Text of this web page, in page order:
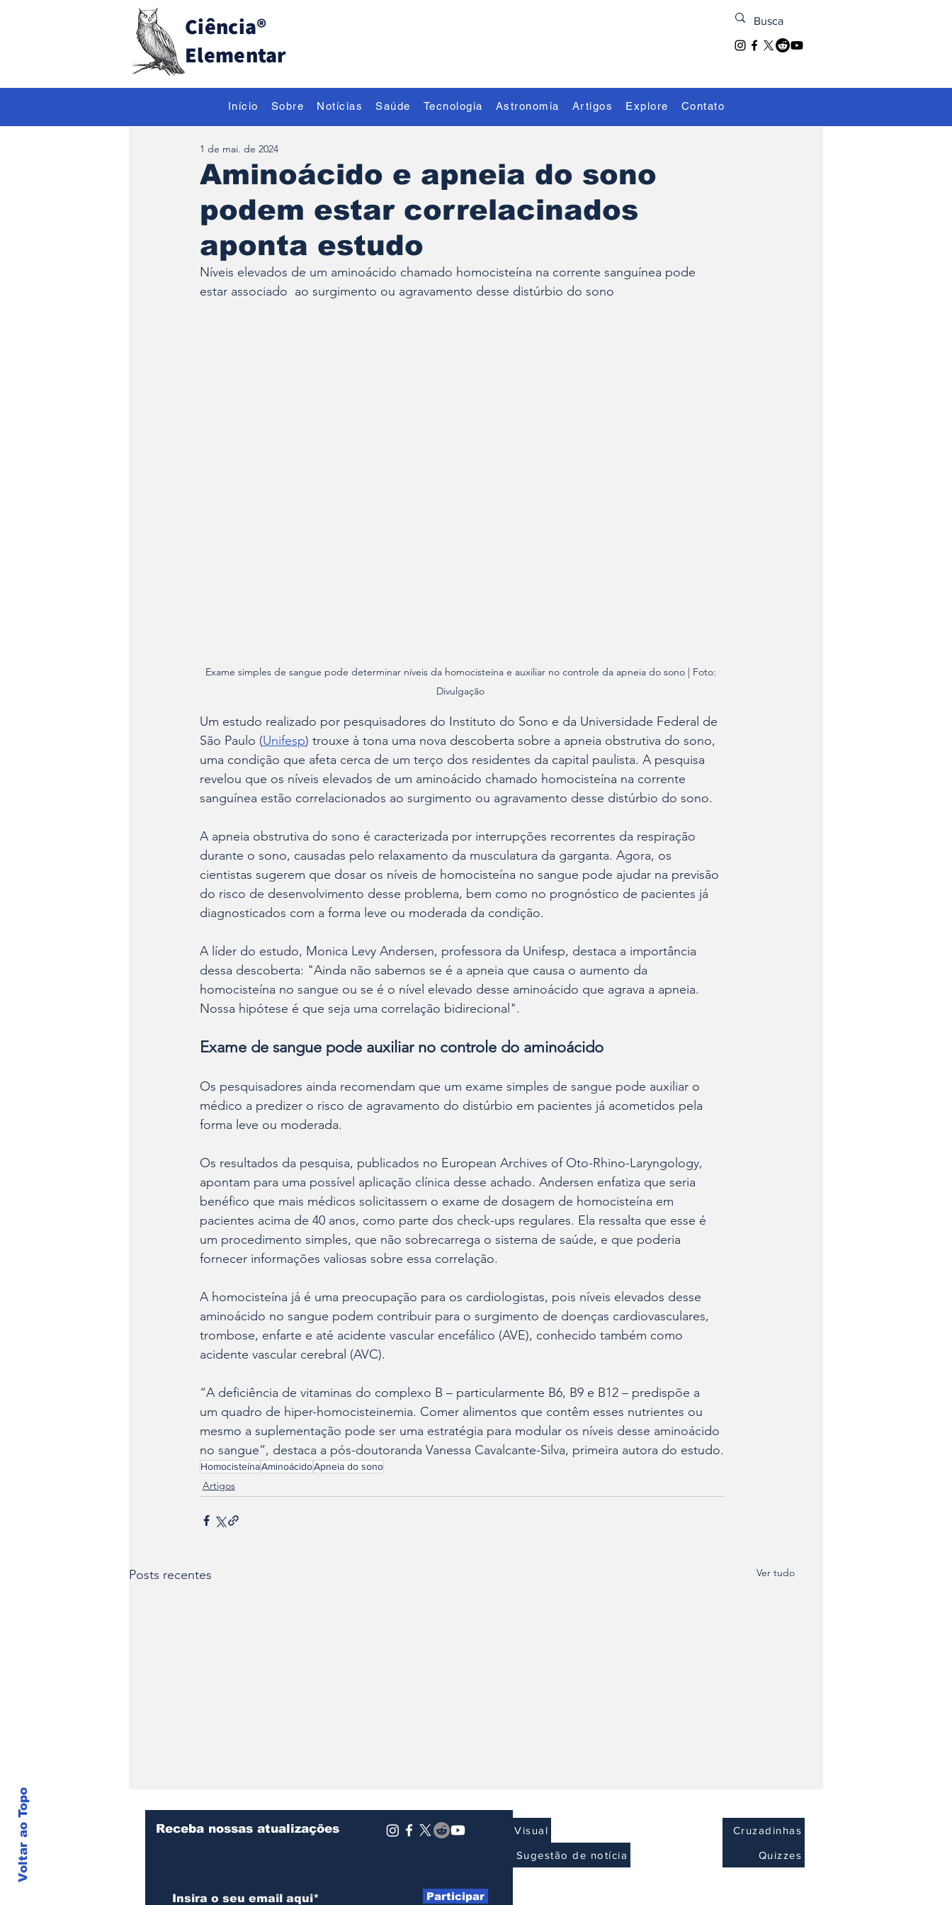
Ciência®
Elementar
Início Sobre Notícias Saúde Tecnologia Astronomia Artigos Explore Contato
Aminoácido e apneia do sono
podem estar correlacinados
aponta estudo
1 de mai. de 2024
Níveis elevados de um aminoácido chamado homocisteína na corrente sanguínea pode
estar associado  ao surgimento ou agravamento desse distúrbio do sono
Exame simples de sangue pode determinar níveis da homocisteína e auxiliar no controle da apneia do sono | Foto:
Divulgação
Um estudo realizado por pesquisadores do Instituto do Sono e da Universidade Federal de
São Paulo (Unifesp) trouxe à tona uma nova descoberta sobre a apneia obstrutiva do sono,
uma condição que afeta cerca de um terço dos residentes da capital paulista. A pesquisa
revelou que os níveis elevados de um aminoácido chamado homocisteína na corrente
sanguínea estão correlacionados ao surgimento ou agravamento desse distúrbio do sono.
A apneia obstrutiva do sono é caracterizada por interrupções recorrentes da respiração
durante o sono, causadas pelo relaxamento da musculatura da garganta. Agora, os
cientistas sugerem que dosar os níveis de homocisteína no sangue pode ajudar na previsão
do risco de desenvolvimento desse problema, bem como no prognóstico de pacientes já
diagnosticados com a forma leve ou moderada da condição.
A líder do estudo, Monica Levy Andersen, professora da Unifesp, destaca a importância
dessa descoberta: "Ainda não sabemos se é a apneia que causa o aumento da
homocisteína no sangue ou se é o nível elevado desse aminoácido que agrava a apneia.
Nossa hipótese é que seja uma correlação bidirecional".
Exame de sangue pode auxiliar no controle do aminoácido
Os pesquisadores ainda recomendam que um exame simples de sangue pode auxiliar o
médico a predizer o risco de agravamento do distúrbio em pacientes já acometidos pela
forma leve ou moderada.
Os resultados da pesquisa, publicados no European Archives of Oto-Rhino-Laryngology,
apontam para uma possível aplicação clínica desse achado. Andersen enfatiza que seria
benéfico que mais médicos solicitassem o exame de dosagem de homocisteína em
pacientes acima de 40 anos, como parte dos check-ups regulares. Ela ressalta que esse é
um procedimento simples, que não sobrecarrega o sistema de saúde, e que poderia
fornecer informações valiosas sobre essa correlação.
A homocisteína já é uma preocupação para os cardiologistas, pois níveis elevados desse
aminoácido no sangue podem contribuir para o surgimento de doenças cardiovasculares,
trombose, enfarte e até acidente vascular encefálico (AVE), conhecido também como
acidente vascular cerebral (AVC).
“A deficiência de vitaminas do complexo B – particularmente B6, B9 e B12 – predispõe a
um quadro de hiper-homocisteinemia. Comer alimentos que contêm esses nutrientes ou
mesmo a suplementação pode ser uma estratégia para modular os níveis desse aminoácido
no sangue”, destaca a pós-doutoranda Vanessa Cavalcante-Silva, primeira autora do estudo.
HomocisteínaAminoácidoApneia do sono
Artigos
Posts recentes Ver tudo
Voltar ao Topo Receba nossas atualizações
Participar
Visual
Sugestão de notícia
Cruzadinhas
Quizzes